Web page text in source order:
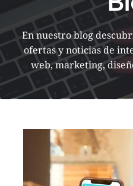
En nuestro blog
ofertas y noticias de
web, marketing,